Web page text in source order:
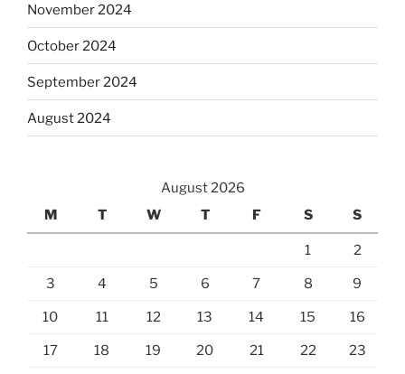
November 2024
October 2024
September 2024
August 2024
August 2026
M
T W T F S S
1 2
3 4 5 6 7 8 9
10 11 12 13 14 15 16
17 18 19 20 21 22 23